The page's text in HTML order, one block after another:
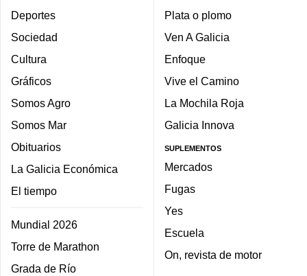
Deportes
Sociedad
Cultura
Gráficos
Somos Agro
Somos Mar
Obituarios
La Galicia Económica
El tiempo
Mundial 2026
Torre de Marathon
Grada de Río
Plata o plomo
Ven A Galicia
Enfoque
Vive el Camino
La Mochila Roja
Galicia Innova
SUPLEMENTOS
Mercados
Fugas
Yes
Escuela
On, revista de motor